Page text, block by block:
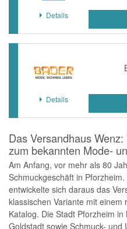
Details
Details
Das Versandhaus
zum bekannten Mode-
Am Anfang, vor mehr als 80
Schmuckgeschäft in
entwickelte sich daraus das
klassischen Variante mit
Katalog. Die Stadt Pforzheim
Goldstadt sowie Schmuck-